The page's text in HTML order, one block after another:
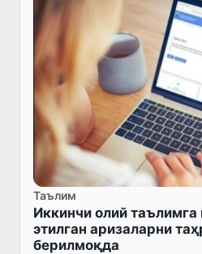
Таълим
Иккинчи олий таълимга
этилган аризаларни
берилмоқда